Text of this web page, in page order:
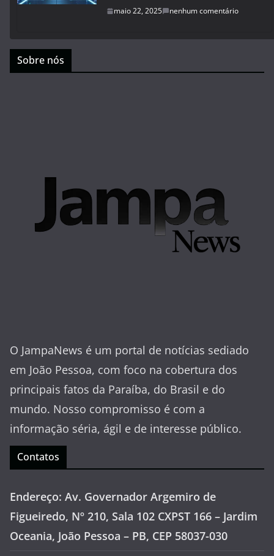
maio 22, 2025 nenhum comentário
Sobre nós
O JampaNews é um portal de notícias sediado
em João Pessoa, com foco na cobertura dos
principais fatos da Paraíba, do Brasil e do
mundo. Nosso compromisso é com a
informação séria, ágil e de interesse público.
Contatos
Endereço: Av. Governador Argemiro de
Figueiredo, Nº 210, Sala 102 CXPST 166 – Jardim
Oceania, João Pessoa – PB, CEP 58037-030